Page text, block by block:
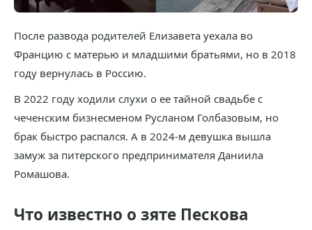
После развода родителей Елизавета уехала во
Францию с матерью и младшими братьями, но в 2018
году вернулась в Россию.
В 2022 году ходили слухи о ее тайной свадьбе с
чеченским бизнесменом Русланом Голбазовым, но
брак быстро распался. А в 2024-м девушка вышла
замуж за питерского предпринимателя Даниила
Ромашова.
Что известно о зяте Пескова